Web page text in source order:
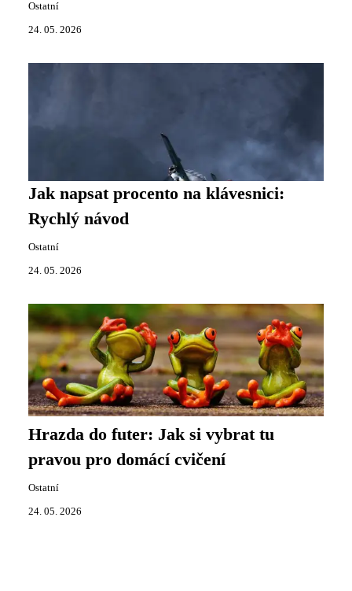
Ostatní
24. 05. 2026
Jak napsat procento na klávesnici:
Rychlý návod
Ostatní
24. 05. 2026
Hrazda do futer: Jak si vybrat tu
pravou pro domácí cvičení
Ostatní
24. 05. 2026